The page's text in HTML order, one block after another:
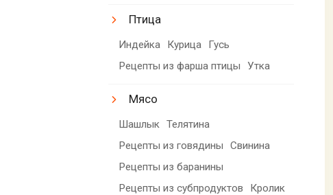
Птица
Индейка Курица
Гусь
Рецепты из фарша птицы
Утка
Мясо
Шашлык Телятина
Рецепты из говядины
Свинина
Рецепты из баранины
Рецепты из субпродуктов
Кролик